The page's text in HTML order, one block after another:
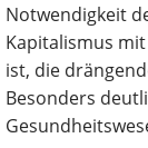
Notwendigkeit
Kapitalismus
ist, die
Besonders